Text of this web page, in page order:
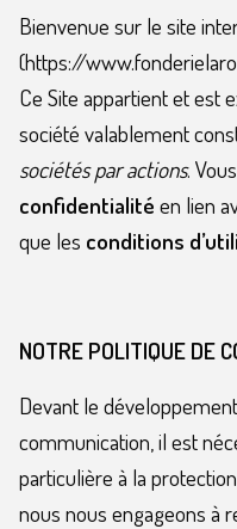
Bienvenue sur le site
(https://
Ce Site appartient et est
société valablement
sociétés par actions.
confidentialité en lien
que les conditions
NOTRE POLITIQUE DE
Devant le
communication, il est
particulière à la
nous nous engageons à